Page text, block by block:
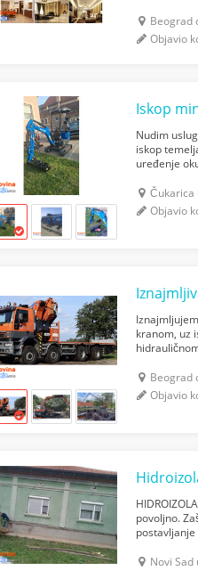
Beograd
Objavio
Iskop
Nudim
iskop
uređenje
Čukarica
Objavio
kranom, uz
Beograd
Objavio
povoljno.
Novi Sad